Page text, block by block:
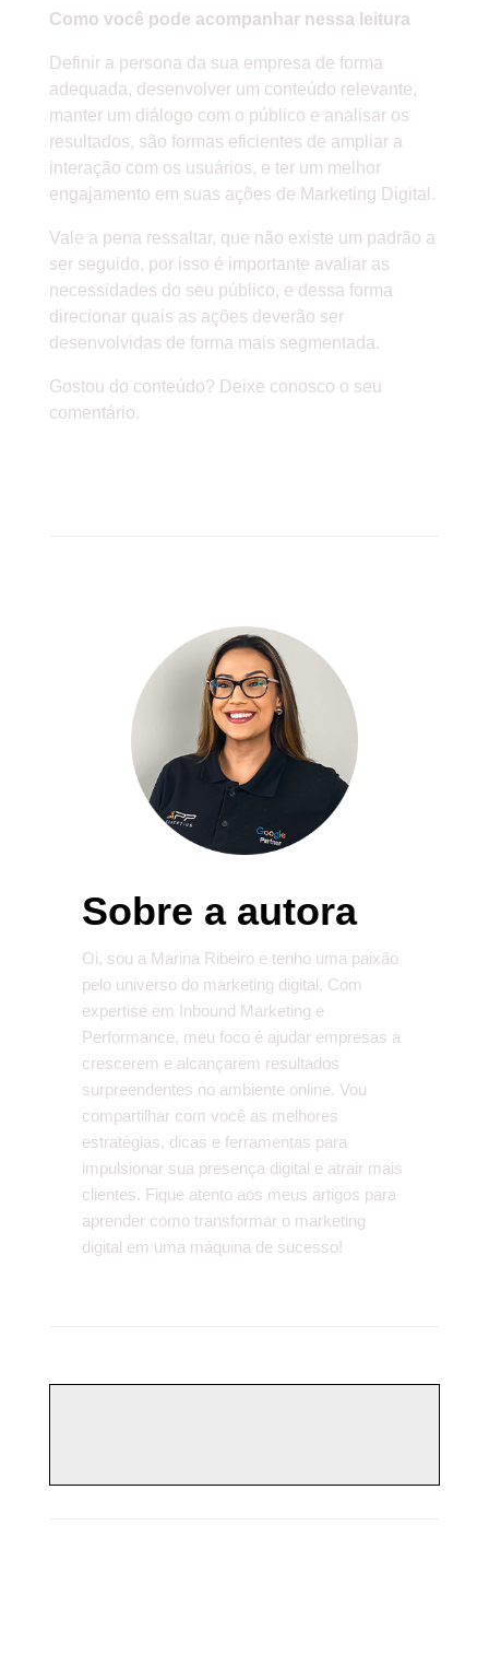
Como você pode acompanhar nessa leitura
Definir a persona da sua empresa de forma
adequada, desenvolver um conteúdo relevante,
manter um diálogo com o público e analisar os
resultados, são formas eficientes de ampliar a
interação com os usuários, e ter um melhor
engajamento em suas ações de Marketing Digital.
Vale a pena ressaltar, que não existe um padrão a
ser seguido, por isso é importante avaliar as
necessidades do seu público, e dessa forma
direcionar quais as ações deverão ser
desenvolvidas de forma mais segmentada.
Gostou do conteúdo? Deixe conosco o seu
comentário.
Sobre a autora
Oi, sou a Marina Ribeiro e tenho uma paixão
pelo universo do marketing digital. Com
expertise em Inbound Marketing e
Performance, meu foco é ajudar empresas a
crescerem e alcançarem resultados
surpreendentes no ambiente online. Vou
compartilhar com você as melhores
estratégias, dicas e ferramentas para
impulsionar sua presença digital e atrair mais
clientes. Fique atento aos meus artigos para
aprender como transformar o marketing
digital em uma máquina de sucesso!